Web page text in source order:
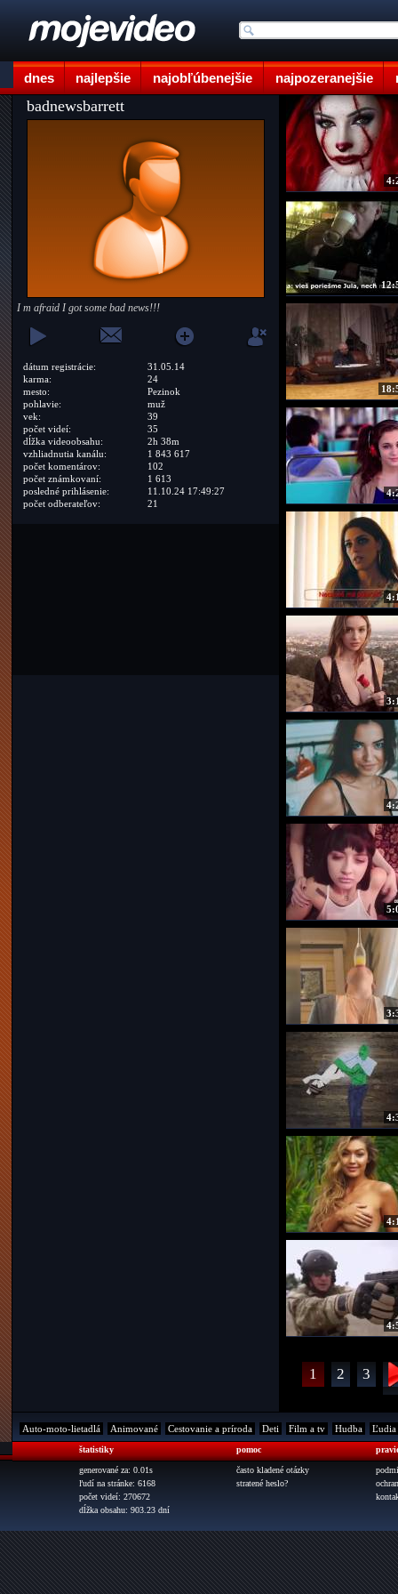
dnes najlepšie najobľúbenejšie najpozeranejšie
badnewsbarrett
I m afraid I got some bad news!!!
dátum registrácie:
31.05.14
karma:
24
mesto:
Pezinok
pohlavie:
muž
vek:
39
počet videí:
35
dĺžka videoobsahu:
2h 38m
vzhliadnutia kanálu:
1 843 617
počet komentárov:
102
počet známkovaní:
1 613
posledné prihlásenie:
11.10.24 17:49:27
počet odberateľov:
21
1 2 3
Auto-moto-lietadlá Animované Cestovanie a príroda Deti Film a tv Hudba Ľudia
štatistiky
generované za: 0.01s
ľudí na stránke: 6168
počet videí: 270672
dĺžka obsahu: 903.23 dní
pomoc
často kladené otázky
stratené heslo?